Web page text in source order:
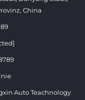
China
Auto Teachnology